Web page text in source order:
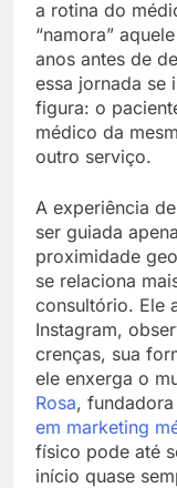
a rotina do
“namora”
anos antes de
essa jornada se
figura: o
médico da
outro serviço.
A experiência
ser guiada
proximidade
se relaciona
consultório. Ele
Instagram,
crenças, sua
ele enxerga o
Rosa, fundadora
em marketing
físico pode até
início quase